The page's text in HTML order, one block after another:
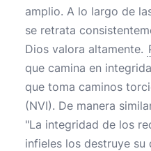
amplio. A lo largo de
se retrata
Dios valora altamente.
que camina en
que toma caminos
(NVI). De manera
"La integridad de los
infieles los destruye su